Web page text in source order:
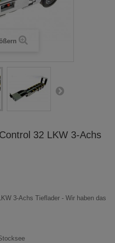
32 LKW 3-Achs
3-Achs Tieflader - Wir haben das